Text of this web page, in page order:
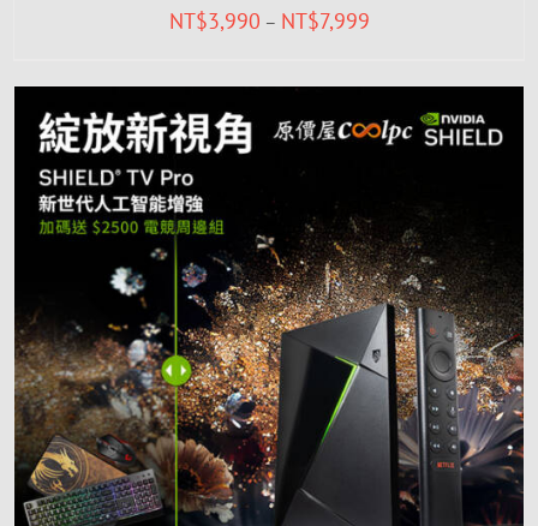
NT$3,990 – NT$7,999